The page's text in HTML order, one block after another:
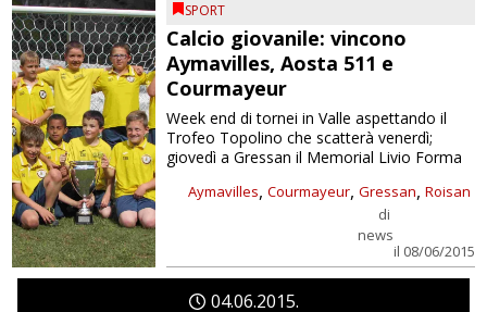
SPORT
Calcio giovanile: vincono
Aymavilles, Aosta 511 e
Courmayeur
Aymavilles, Courmayeur, Gressan, Roisan
di
news
il 08/06/2015
Week end di tornei in Valle aspettando il
Trofeo Topolino che scatterà venerdì;
giovedì a Gressan il Memorial Livio Forma
0406 2015